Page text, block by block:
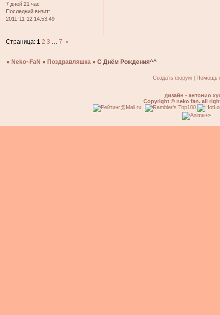
7 дней 21 час
Последний визит:
2011-11-12 14:53:49
Страница:1 2 3 7 »
» Neko~FaN » Поздравляшка »С Днём Рождения^^
Создать форум | Помощь
дизайн - антонио
Copyright © neko fan. all
>